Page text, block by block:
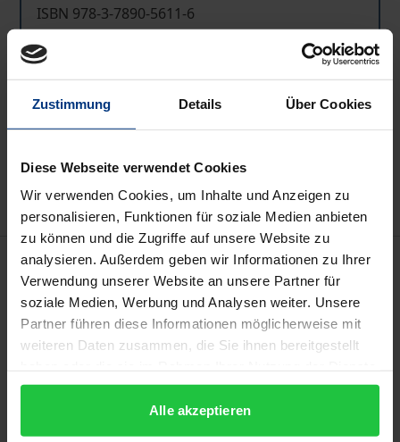
Zustimmung Details Über Cookies
Diese Webseite verwendet Cookies
Wir verwenden Cookies, um Inhalte und Anzeigen zu
personalisieren, Funktionen für soziale Medien anbieten
zu können und die Zugriffe auf unsere Website zu
analysieren. Außerdem geben wir Informationen zu Ihrer
Verwendung unserer Website an unsere Partner für
soziale Medien, Werbung und Analysen weiter. Unsere
Partner führen diese Informationen möglicherweise mit
weiteren Daten zusammen, die Sie ihnen bereitgestellt
gesammelt haben.
Alle akzeptieren
ISBN 978-3-7890-5611-6
Nicht lieferbar
Hinweise zu Versandkosten
Bibliografische Angaben
Auflage
3
ISBN
978-3-7890-5611-6